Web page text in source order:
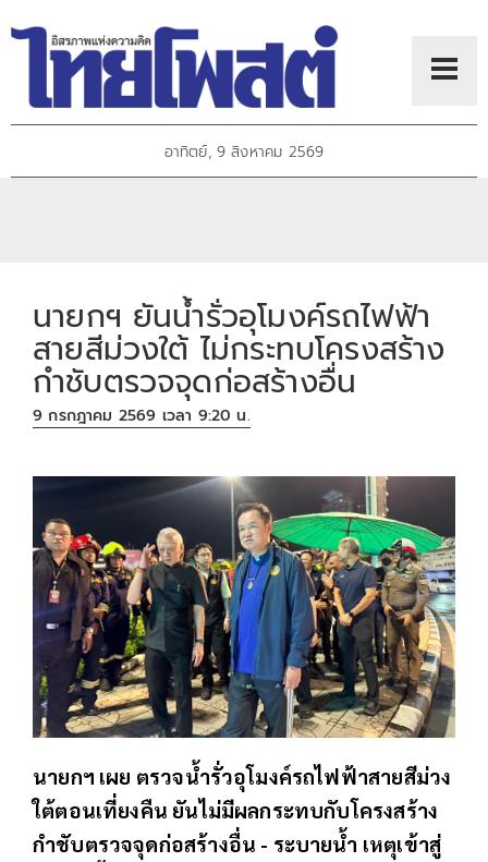
อาทิตย์, 9 สิงหาคม 2569
นายกฯ ยันน้ำรั่วอุโมงค์รถไฟฟ้า
สายสีม่วงใต้ ไม่กระทบโครงสร้าง
กำชับตรวจจุดก่อสร้างอื่น
9 กรกฎาคม 2569 เวลา 9:20 น.
นายกฯ เผย ตรวจน้ำรั่วอุโมงค์รถไฟฟ้าสายสีม่วง
ใต้ตอนเที่ยงคืน ยันไม่มีผลกระทบกับโครงสร้าง
กำชับตรวจจุดก่อสร้างอื่น - ระบายน้ำ เหตุเข้าสู่